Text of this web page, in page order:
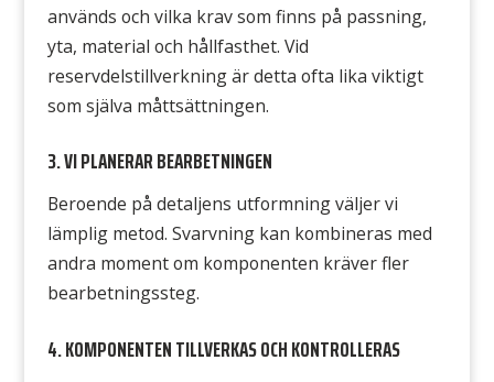
används och vilka krav som finns på passning,
yta, material och hållfasthet. Vid
reservdelstillverkning är detta ofta lika viktigt
som själva måttsättningen.
3. VI PLANERAR BEARBETNINGEN
Beroende på detaljens utformning väljer vi
lämplig metod. Svarvning kan kombineras med
andra moment om komponenten kräver fler
bearbetningssteg.
4. KOMPONENTEN TILLVERKAS OCH KONTROLLERAS